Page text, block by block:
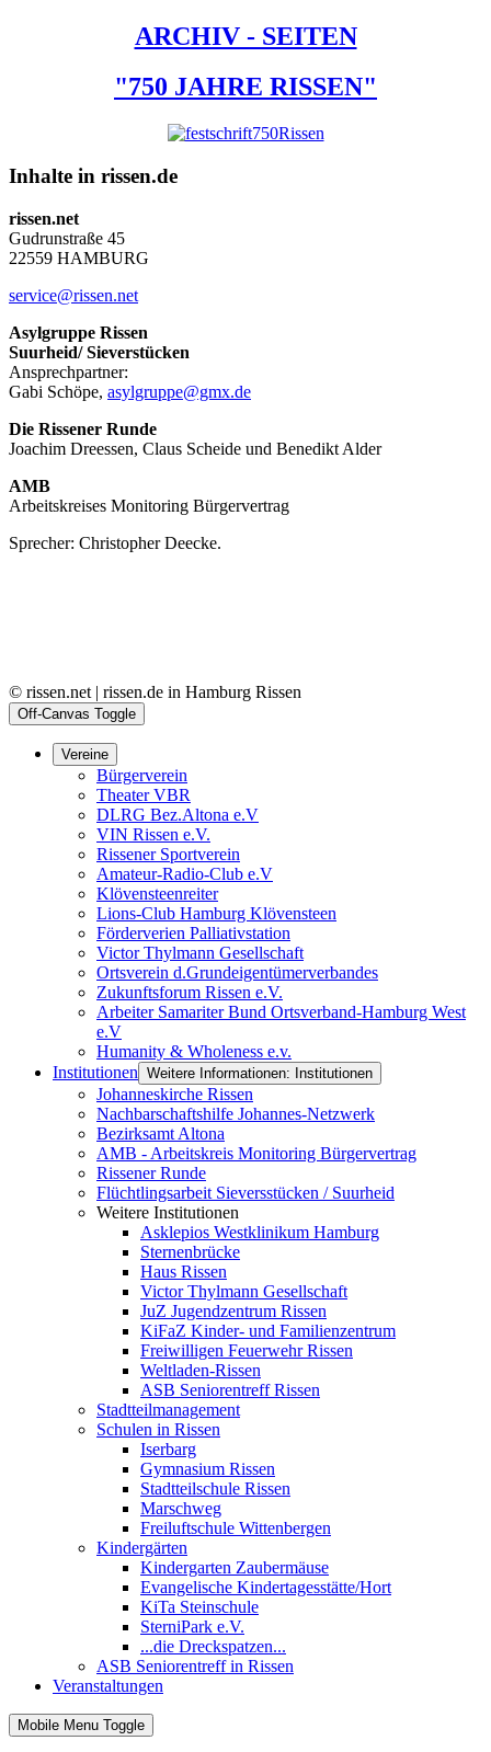
ARCHIV - SEITEN
"750 JAHRE RISSEN"
Inhalte in rissen.de
rissen.net
Gudrunstraße 45
22559 HAMBURG
service@rissen.net
Asylgruppe Rissen
Suurheid/ Sieverstücken
Ansprechpartner:
Gabi Schöpe, asylgruppe@gmx.de
Die Rissener Runde
Joachim Dreessen, Claus Scheide und Benedikt Alder
AMB
Arbeitskreises Monitoring Bürgervertrag
Sprecher: Christopher Deecke.
© rissen.net | rissen.de in Hamburg Rissen
Off-Canvas Toggle
Vereine
Bürgerverein
Theater VBR
DLRG Bez.Altona e.V
VIN Rissen e.V.
Rissener Sportverein
Amateur-Radio-Club e.V
Klövensteenreiter
Lions-Club Hamburg Klövensteen
Förderverien Palliativstation
Victor Thylmann Gesellschaft
Ortsverein d.Grundeigentümerverbandes
Zukunftsforum Rissen e.V.
Arbeiter Samariter Bund Ortsverband-Hamburg West
e.V
Humanity & Wholeness e.v.
Institutionen Weitere Informationen: Institutionen
Johanneskirche Rissen
Nachbarschaftshilfe Johannes-Netzwerk
Bezirksamt Altona
AMB - Arbeitskreis Monitoring Bürgervertrag
Rissener Runde
Flüchtlingsarbeit Sieversstücken / Suurheid
Weitere Institutionen
Asklepios Westklinikum Hamburg
Sternenbrücke
Haus Rissen
Victor Thylmann Gesellschaft
JuZ Jugendzentrum Rissen
KiFaZ Kinder- und Familienzentrum
Freiwilligen Feuerwehr Rissen
Weltladen-Rissen
ASB Seniorentreff Rissen
Stadtteilmanagement
Schulen in Rissen
Iserbarg
Gymnasium Rissen
Stadtteilschule Rissen
Marschweg
Freiluftschule Wittenbergen
Kindergärten
Kindergarten Zaubermäuse
Evangelische Kindertagesstätte/Hort
KiTa Steinschule
SterniPark e.V.
...die Dreckspatzen...
ASB Seniorentreff in Rissen
Veranstaltungen
Mobile Menu Toggle